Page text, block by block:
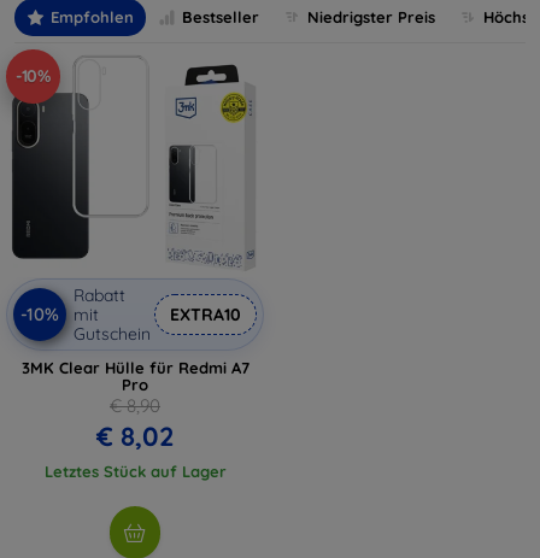
Empfohlen Bestseller Niedrigster Preis
-10%
-10%
Rabatt
mit
Gutschein
EXTRA10
3MK Clear Hülle für Redmi A7
Pro
€ 8,90
€ 8,02
Letztes Stück auf Lager